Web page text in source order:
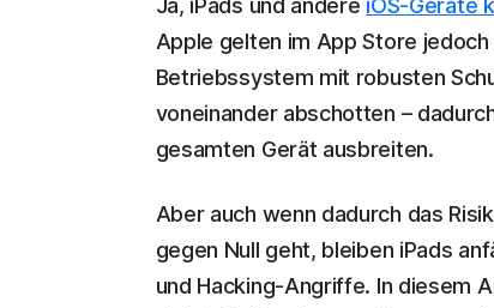
Ja, iPads und andere iOS-Geräte
Apple gelten im App Store
Betriebssystem mit robusten
voneinander abschotten –
gesamten Gerät ausbreiten.
Aber auch wenn dadurch das
gegen Null geht, bleiben iPads
und Hacking-Angriffe. In diesem